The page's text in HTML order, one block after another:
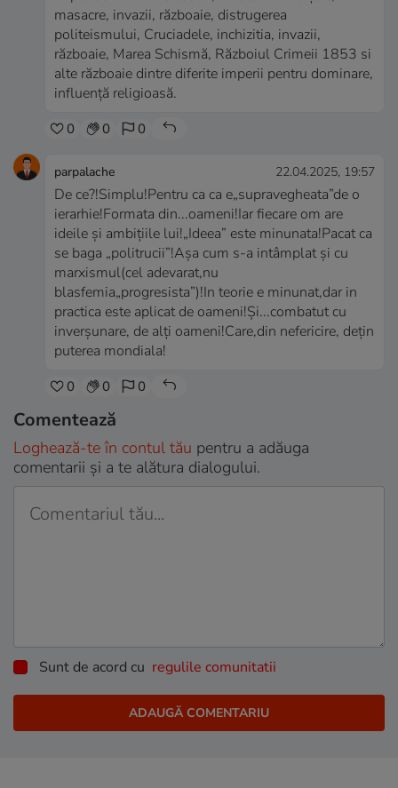
masacre, invazii, războaie, distrugerea
politeismului, Cruciadele, inchizitia, invazii,
războaie, Marea Schismă, Războiul Crimeii 1853 si
alte războaie dintre diferite imperii pentru dominare,
influență religioasă.
0 0 0
parpalache 22.04.2025, 19:57
De ce?!Simplu!Pentru ca ca e„supravegheata”de o
ierarhie!Formata din...oameni!Iar fiecare om are
ideile și ambițiile lui!„Ideea” este minunata!Pacat ca
se baga „politrucii”!Așa cum s-a intâmplat și cu
marxismul(cel adevarat,nu
blasfemia„progresista”)!In teorie e minunat,dar in
practica este aplicat de oameni!Și...combatut cu
inverșunare, de alți oameni!Care,din nefericire, dețin
puterea mondiala!
0 0 0
Comentează
Loghează-te în contul tău pentru a adăuga
comentarii și a te alătura dialogului.
Sunt de acord cu regulile comunitatii